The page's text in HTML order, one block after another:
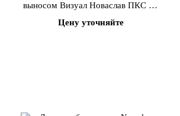
выносом Визуал Новаслав ПКС 04
Цену уточняйте